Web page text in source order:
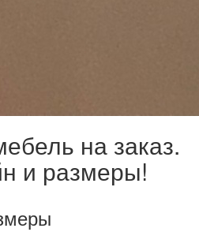
на заказ.
и размеры!